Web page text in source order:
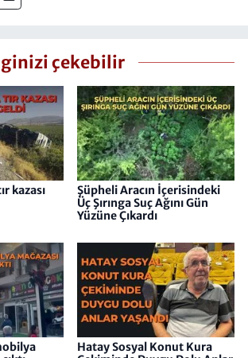
çekebilir
kazası
Şüpheli Aracın İçerisindeki
Üç Şırınga Suç Ağını Gün
Yüzüne Çıkardı
Hatay Sosyal Konut Kura